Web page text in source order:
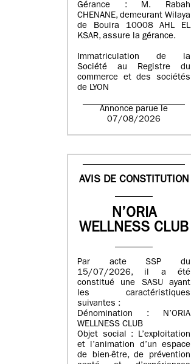
Gérance : M. Rabah
CHENANE, demeurant Wilaya
de Bouira 10008 AHL EL
KSAR, assure la gérance.
Immatriculation de la
Société au Registre du
commerce et des sociétés
de LYON
Annonce parue le
07/08/2026
AVIS DE CONSTITUTION
N’ORIA
WELLNESS CLUB
Par acte SSP du
15/07/2026, il a été
constitué une SASU ayant
les caractéristiques
suivantes :
Dénomination : N’ORIA
WELLNESS CLUB
Objet social : L’exploitation
et l’animation d’un espace
de bien-être, de prévention